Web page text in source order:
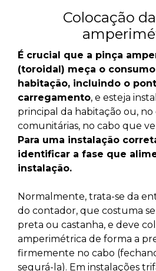
Colocação
É crucial que a pinça
(toroidal) meça o
habitação, incluindo o
carregamento, e esteja
principal da habitação ou, no
comunitárias, no cabo que
Para uma instalação
identificar a fase que
instalação.
Normalmente, trata-se da
do contador, que costuma
preta ou castanha, e deve
amperimétrica de forma a
firmemente no cabo
segurá-la). Em instalações